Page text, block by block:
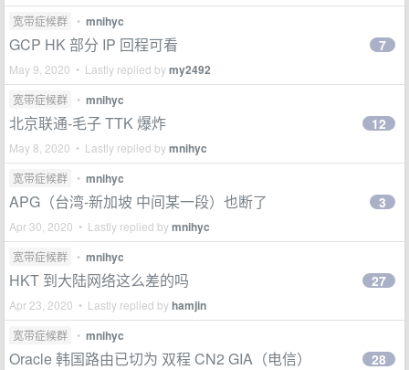
宽带症候群 • mnihyc
GCP HK 部分 IP 回程可看
May 9, 2020 • Lastly replied bymy2492
7
宽带症候群 • mnihyc
北京联通-毛子 TTK 爆炸
May 8, 2020 • Lastly replied bymnihyc
12
宽带症候群 • mnihyc
APG（台湾-新加坡 中间某一段）也断了
Apr 30, 2020 • Lastly replied bymnihyc
3
宽带症候群 • mnihyc
HKT 到大陆网络这么差的吗
Apr 23, 2020 • Lastly replied byhamjin
27
宽带症候群 • mnihyc
Oracle 韩国路由已切为 双程 CN2 GIA（电信） 28